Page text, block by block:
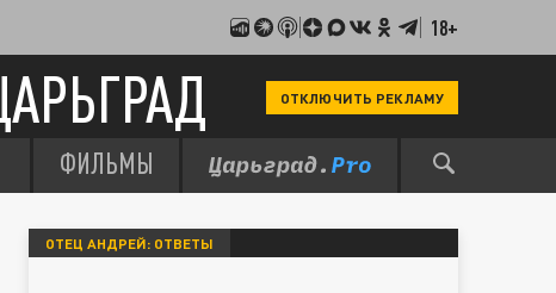
18+
ОТКЛЮЧИТЬ РЕКЛАМУ
ФИЛЬМЫ
ОТЕЦ АНДРЕЙ: ОТВЕТЫ